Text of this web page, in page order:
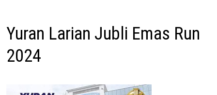
Yuran Larian Jubli Emas Run
2024